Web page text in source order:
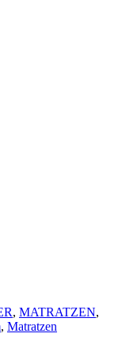
, MATRATZEN,
, Matratzen